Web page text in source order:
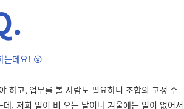
는데요! 😮
하고, 업무를 볼 사람도 필요하니 조합의 고정 수
, 저희 일이 비 오는 날이나 겨울에는 일이 없어서